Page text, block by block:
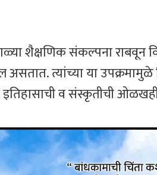
शैक्षणिक संकल्पना राबवून
त्यांच्या या उपक्रमामुळे
व संस्कृतीची